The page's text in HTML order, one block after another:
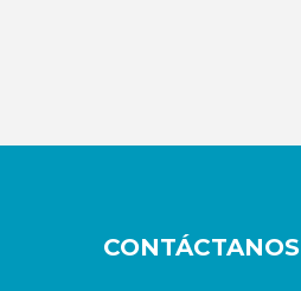
CONTÁCTANOS